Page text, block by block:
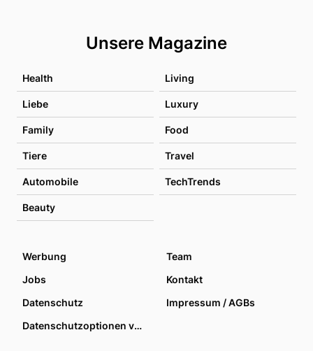
Unsere Magazine
Health Living
Liebe Luxury
Family Food
Tiere Travel
Automobile TechTrends
Beauty
Werbung
Team
Jobs
Kontakt
Datenschutz
Impressum / AGBs
Datenschutzoptionen verwalten